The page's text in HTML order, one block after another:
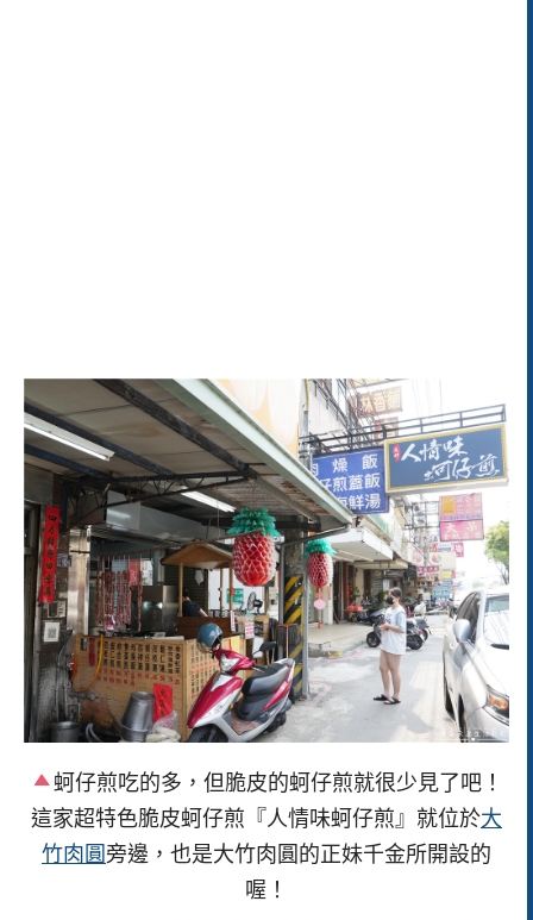
蚵仔煎吃的多，但脆皮的蚵仔煎就很少見了吧！
這家超特色脆皮蚵仔煎『人情味蚵仔煎』就位於大
竹肉圓 旁邊，也是大竹肉圓的正妹千金所開設的
喔！